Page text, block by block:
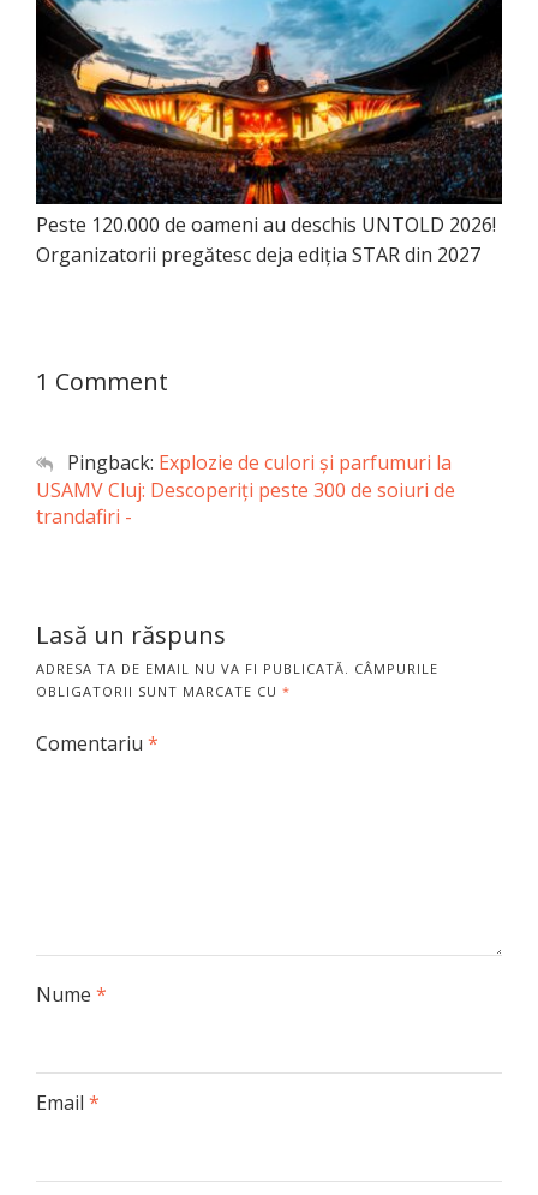
Peste 120.000 de oameni au deschis UNTOLD 2026!
Organizatorii pregătesc deja ediția STAR din 2027
1 Comment
Pingback: Explozie de culori și parfumuri la
USAMV Cluj: Descoperiți peste 300 de soiuri de
trandafiri -
Lasă un răspuns
ADRESA TA DE EMAIL NU VA FI PUBLICATĂ.
CÂMPURILE
OBLIGATORII SUNT MARCATE CU *
Comentariu *
Nume *
Email *